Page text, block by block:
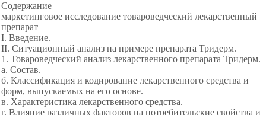
Содержание
маркетинговое исследование товароведческий лекарственный
препарат
I. Введение.
II. Ситуационный анализ на примере препарата Тридерм.
1. Товароведческий анализ лекарственного препарата Тридерм.
а. Состав.
б. Классификация и кодирование лекарственного средства и
форм, выпускаемых на его основе.
в. Характеристика лекарственного средства.
г. Влияние различных факторов на потребительские свойства и